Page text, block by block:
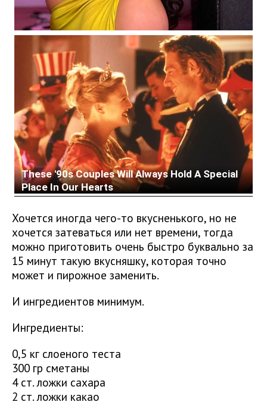
Хочется иногда чего-то вкусненького, но не
хочется затеваться или нет времени, тогда
можно приготовить очень быстро буквально за
15 минут такую вкусняшку, которая точно
может и пирожное заменить.
И ингредиентов минимум.
Ингредиенты:
0,5 кг слоеного теста
300 гр сметаны
4 ст. ложки сахара
2 ст. ложки какао